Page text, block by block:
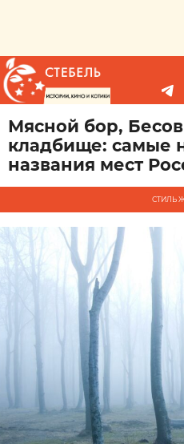
Мясной бор,
кладбище: самые
названия мест
СТИЛЬ